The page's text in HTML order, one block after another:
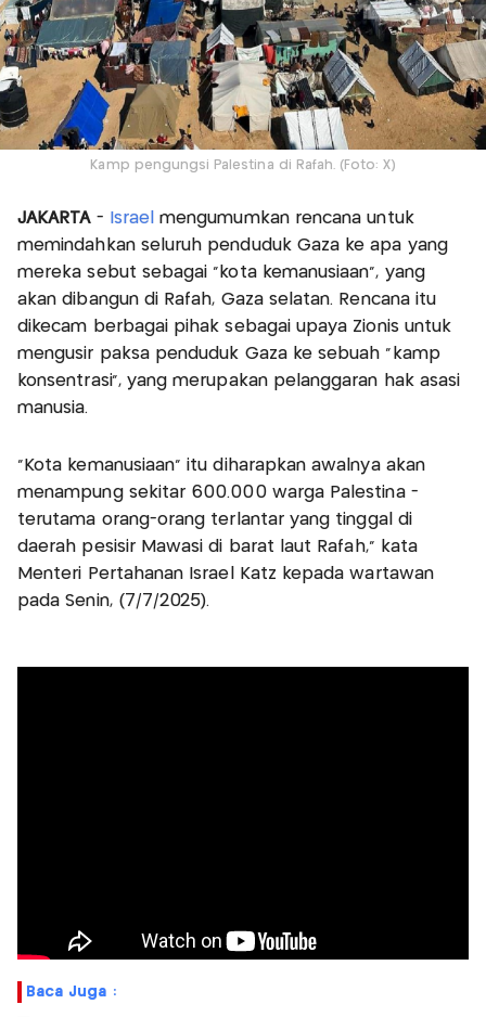
Kamp pengungsi Palestina di Rafah. (Foto: X)
JAKARTA - Israel mengumumkan rencana untuk
memindahkan seluruh penduduk Gaza ke apa yang
mereka sebut sebagai "kota kemanusiaan", yang
akan dibangun di Rafah, Gaza selatan. Rencana itu
dikecam berbagai pihak sebagai upaya Zionis untuk
mengusir paksa penduduk Gaza ke sebuah “kamp
konsentrasi”, yang merupakan pelanggaran hak asasi
manusia.
"Kota kemanusiaan" itu diharapkan awalnya akan
menampung sekitar 600.000 warga Palestina -
terutama orang-orang terlantar yang tinggal di
daerah pesisir Mawasi di barat laut Rafah,” kata
Menteri Pertahanan Israel Katz kepada wartawan
pada Senin, (7/7/2025).
Baca Juga :